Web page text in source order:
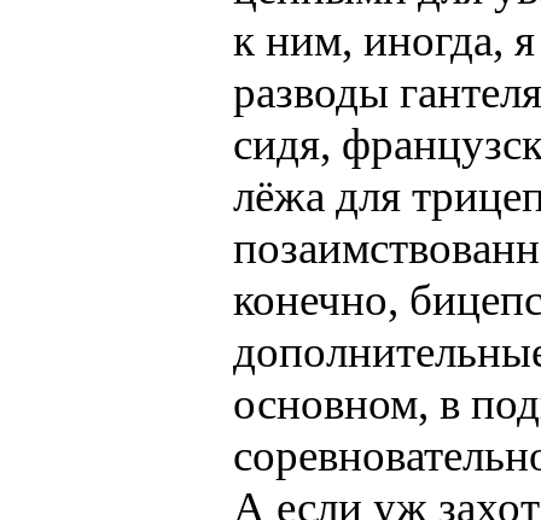
к ним, иногда,
разводы
сидя,
лёжа для
конечно,
основном, в
А если уж